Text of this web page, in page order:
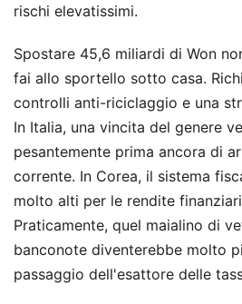
rischi elevatissimi.
Spostare 45,6 miliardi di Won
fai allo sportello sotto casa.
controlli anti-riciclaggio e una
In Italia, una vincita del genere
pesantemente prima ancora di
corrente. In Corea, il sistema
molto alti per le rendite
Praticamente, quel maialino di
banconote diventerebbe molto
passaggio dell'esattore delle